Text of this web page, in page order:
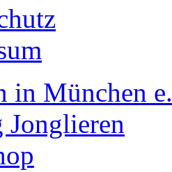
in München